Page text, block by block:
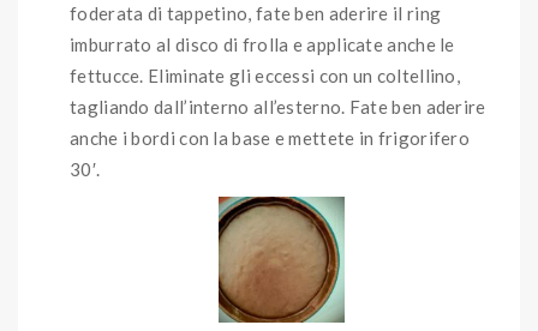
foderata di tappetino, fate ben aderire il ring
imburrato al disco di frolla e applicate anche le
fettucce. Eliminate gli eccessi con un coltellino,
tagliando dall’interno all’esterno. Fate ben aderire
anche i bordi con la base e mettete in frigorifero
30′.